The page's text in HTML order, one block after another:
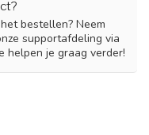
bestellen? Neem
supportafdeling via
helpen je graag verder!